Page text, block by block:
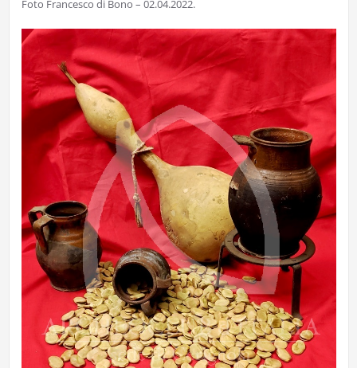
Foto Francesco di Bono – 02.04.2022.